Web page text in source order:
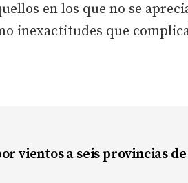
en los que no se
inexactitudes que
vientos a seis provincias